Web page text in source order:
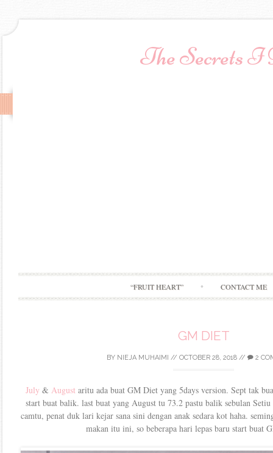
The Secrets
“FRUIT HEART” CONTACT ME
GM DIET
BY NIEJA MUHAIMI // OCTOBER 28, 2018 // 2
July & August aritu ada buat GM Diet yang 5days version. Sept tak
start buat balik. last buat yang August tu 73.2 pastu balik sebulan
camtu, penat duk lari kejar sana sini dengan anak sedara kot haha.
makan itu ini, so beberapa hari lepas baru start buat